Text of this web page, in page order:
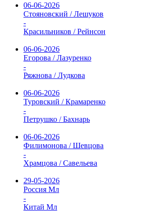
06-06-2026
Стояновский / Лешуков
-
Красильников / Рейнсон
06-06-2026
Егорова / Лазуренко
-
Ряжнова / Лудкова
06-06-2026
Туровский / Крамаренко
-
Петрушко / Бахнарь
06-06-2026
Филимонова / Шевцова
-
Храмцова / Савельева
29-05-2026
Россия Мл
-
Китай Мл